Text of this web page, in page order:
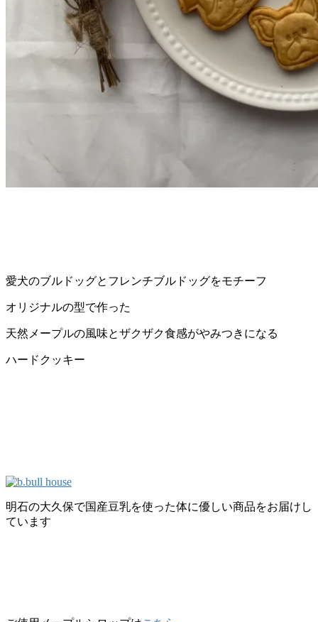
愛犬のブルドッグとフレンチブルドッグをモチーフ
オリジナルの型で作った
天然メープルの風味とザクザク食感がやみつきになる
ハードクッキー
明石の大久保で国産豆乳を使った体に優しい商品をお届けし
ています